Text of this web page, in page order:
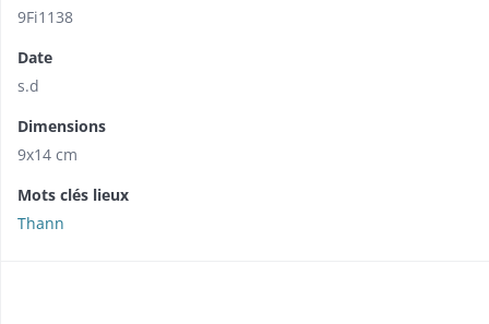
9Fi1138
Date
s.d
Dimensions
9x14 cm
Mots clés lieux
Thann